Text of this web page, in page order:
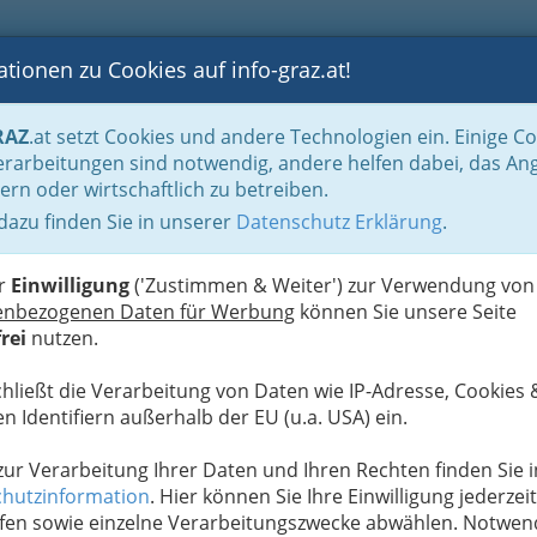
BLOGS FOTOS GASTRONOMIE BRANCHEN
zu Cookies auf info-graz.at!
.at setzt Cookies und andere Technologien ein. Einige
sind notwendig, andere helfen dabei, das
oder wirtschaftlich zu betreiben.
finden Sie in unserer Datenschutz Erklärung.
Einwilligung('Zustimmen & Weiter') zur Verwendung von
Daten für Werbung können Sie unsere Seite
nutzen.
die Verarbeitung von Daten wie IP-Adresse, Cookies
Identifiern außerhalb der EU (u.a. USA) ein.
Verarbeitung Ihrer Daten und Ihren Rechten finden Sie
. Hier können Sie Ihre Einwilligung jederzeit
sowie einzelne Verarbeitungszwecke abwählen.
Der Handel nach WKO-Gliederung
Landesgremium Baustoff-, Eisen-,
und Messer